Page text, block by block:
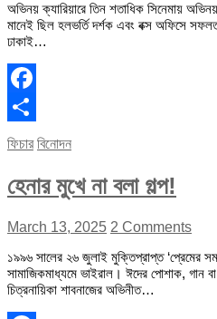
অভিনয় ক্যারিয়ারে তিন শতাধিক সিনেমায়
মানেই ছিল হলভর্তি দর্শক এবং বক্স অফিসে
ঢাকাই…
Facebook
Share
ফিচার বিনোদন
হেনার মুখে না বলা গল্প!
March 13, 2025 2 Comments
১৯৯৬ সালের ২৬ জুলাই মুক্তিপ্রাপ্ত ‘প্রেমের
সামাজিকমাধ্যমে ভাইরাল। ঈদের পোশাক, গান
চিত্রনায়িকা শাবনাজের অভিনীত…